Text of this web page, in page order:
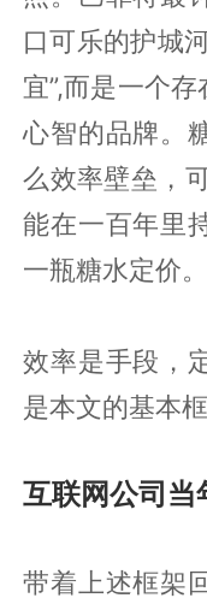
口可乐的护城
宜”,而是一个
心智的品牌。
么效率壁垒，
能在一百年里
一瓶糖水定价。
效率是手段，
是本文的基本框
互联网公司当
带着上述框架